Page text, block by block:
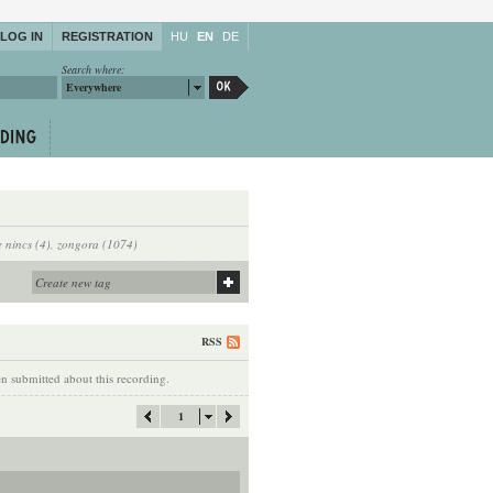
LOG IN REGISTRATION HU EN DE
Search where:
Everywhere
nincs (4), zongora (1074)
RSS
submitted about this recording.
1